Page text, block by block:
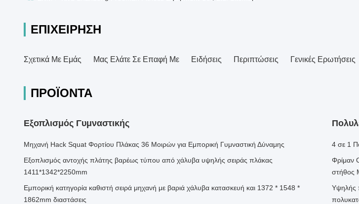
ΕΠΙΧΕΊΡΗΣΗ
Σχετικά Με Εμάς Μας Ελάτε Σε Επαφή Με Ειδήσεις Περιπτώσεις Γενικές Ερωτήσεις
ΠΡΟΪΌΝΤΑ
Εξοπλισμός Γυμναστικής
Μηχανή Hack Squat Φορτίου Πλάκας 36 Μοιρών για Εμπορική Γυμναστική Δύναμης
Εξοπλισμός αντοχής πλάτης βαρέως τύπου από χάλυβα υψηλής σειράς πλάκας
1411*1342*2250mm
Εμπορική κατηγορία καθιστή σειρά μηχανή με βαριά χάλυβα κατασκευή και 1372 * 1548 *
1862mm διαστάσεις
4 σε 1
Φρίμαν
στήθος
Υψηλής